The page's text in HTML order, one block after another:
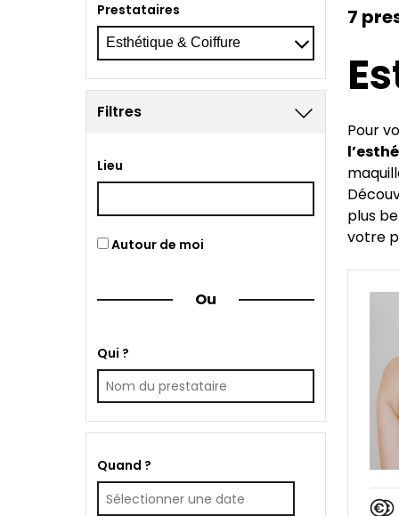
Prestataires
Filtres
Lieu
Autour de moi
Ou
Qui ?
Quand ?
7
Pour
plus
votre